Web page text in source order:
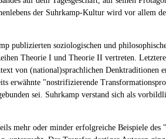
der Suhrkamp-Kultur wird vor allem
publizierten soziologischen und
Theorie I und Theorie II vertreten.
von (national)sprachlichen Denktraditionen
erwähnte "nostrifizierende
sei. Suhrkamp verstand sich als
mehr oder minder erfolgreiche Beispiele des